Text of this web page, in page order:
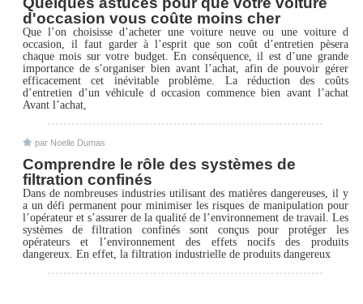
d'occasion vous coûte moins cher
Que l’on choisisse d’acheter une voiture neuve ou une voiture d
occasion, il faut garder à l’esprit que son coût d’entretien pèsera
chaque mois sur votre budget. En conséquence, il est d’une grande
importance de s’organiser bien avant l’achat, afin de pouvoir gérer
efficacement cet inévitable problème. La réduction des coûts
d’entretien d’un véhicule d occasion commence bien avant l’achat
Avant l’achat,
par Noelle Dumas
Comprendre le rôle des systèmes de
filtration confinés
Dans de nombreuses industries utilisant des matières dangereuses, il y
a un défi permanent pour minimiser les risques de manipulation pour
l’opérateur et s’assurer de la qualité de l’environnement de travail. Les
systèmes de filtration confinés sont conçus pour protéger les
opérateurs et l’environnement des effets nocifs des produits
dangereux. En effet, la filtration industrielle de produits dangereux